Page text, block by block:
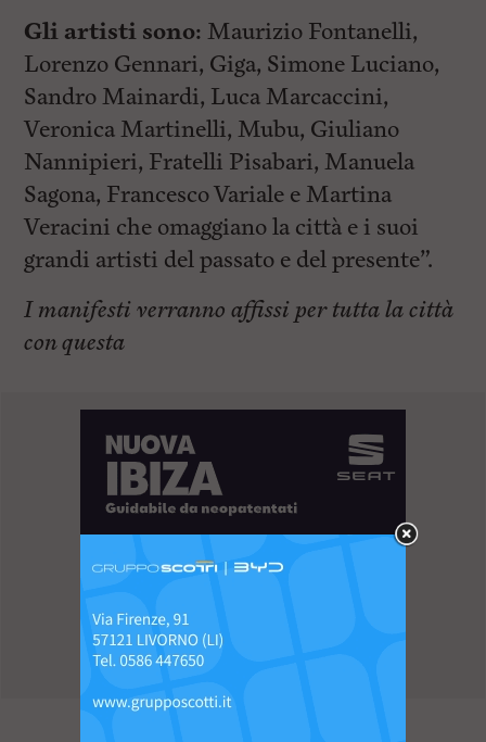
Gli artisti sono: Maurizio Fontanelli,
Lorenzo Gennari, Giga, Simone Luciano,
Sandro Mainardi, Luca Marcaccini,
Veronica Martinelli, Mubu, Giuliano
Nannipieri, Fratelli Pisabari, Manuela
Sagona, Francesco Variale e Martina
Veracini che omaggiano la città e i suoi
grandi artisti del passato e del presente”.
I manifesti verranno affissi per tutta la città
con questa